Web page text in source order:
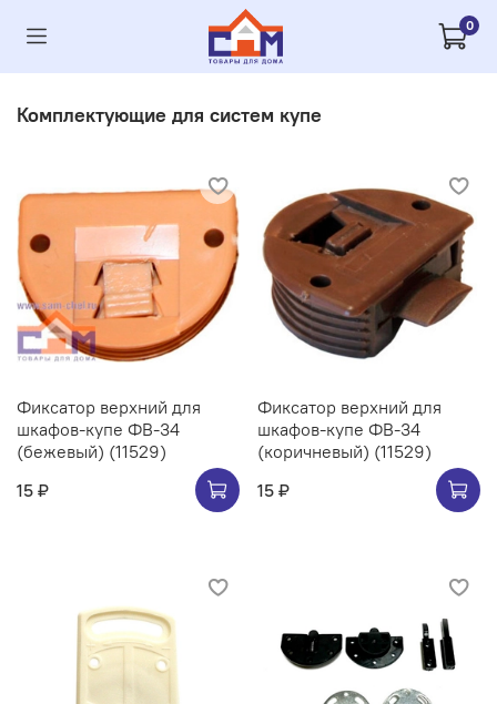
0
Комплектующие для систем купе
Фиксатор верхний для
шкафов-купе ФВ-34
(бежевый) (11529)
15 ₽
Фиксатор верхний для
шкафов-купе ФВ-34
(коричневый) (11529)
15 ₽